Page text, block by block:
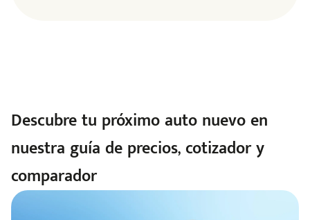
Descubre tu próximo auto nuevo en
nuestra guía de precios, cotizador y
comparador